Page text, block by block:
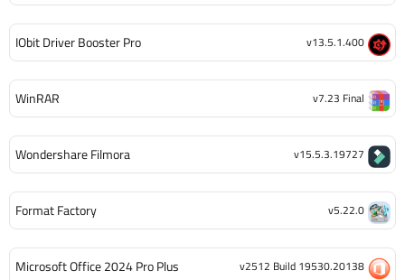
IObit Driver Booster Pro v13.5.1.400
WinRAR v7.23 Final
Wondershare Filmora v15.5.3.19727
Format Factory v5.22.0
Microsoft Office 2024 Pro Plus v2512 Build 19530.20138